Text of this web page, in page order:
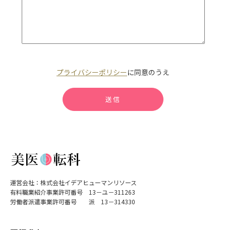
プライバシーポリシーに同意のうえ
運営会社：株式会社イデアヒューマンリソース
有料職業紹介事業許可番号 13－ユ－311263
労働者派遣事業許可番号 派 13－314330